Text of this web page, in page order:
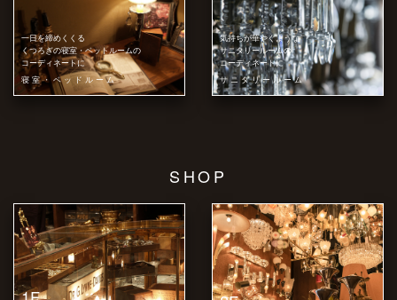
一日を締めくくる
くつろぎの寝室・ベットルームの
コーディネートに
寝室・ベッドルーム
気持ちが華やぐような
サニタリールームの
コーディネートに
サニタリールーム
SHOP